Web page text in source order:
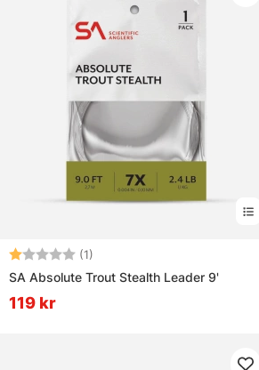
Betyg: (1)
SA Absolute Trout Stealth Leader 9'
119 kr